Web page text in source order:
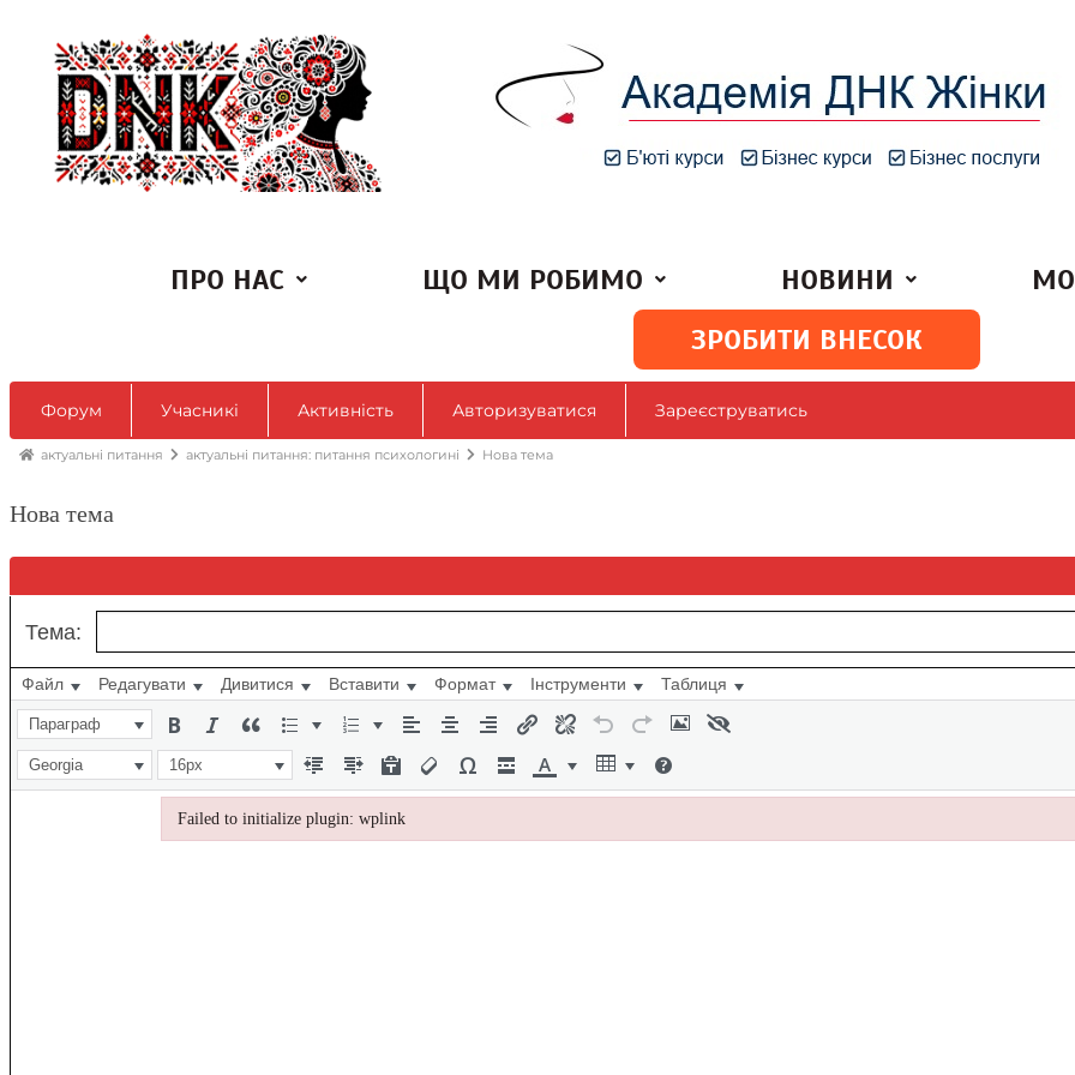
ПРО НАС ЩО МИ РОБИМО НОВИНИ
ЗРОБИТИ ВНЕСОК
Форум Учасникі Активність Авторизуватися Зареєструватись
актуальні питання актуальні питання: питання психологині Нова тема
Нова тема
Тема:
Файл Редагувати Дивитися Вставити Формат Інструменти Таблиця
Параграф
Georgia 16px
Failed to initialize plugin: wplink
Failed to initialize plugin: wplink